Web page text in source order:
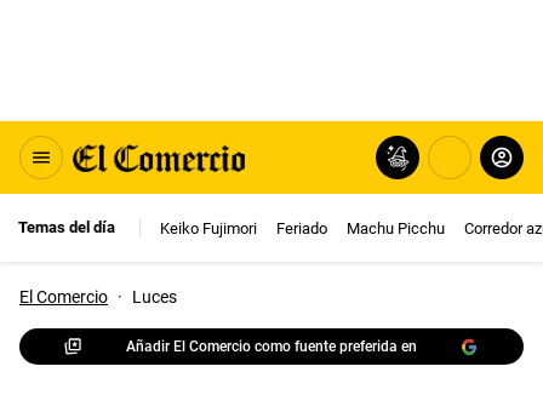
Temas del día Keiko Fujimori Feriado Machu Picchu Corredor
El Comercio · Luces
Añadir El Comercio como fuente preferida en